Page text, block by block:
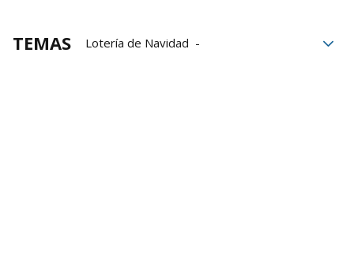
TEMAS
Lotería de Navidad